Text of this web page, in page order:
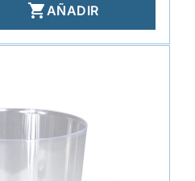
AÑADIR